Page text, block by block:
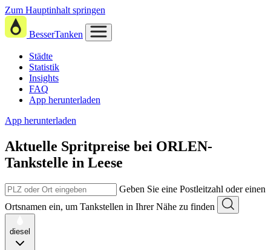
Zum Hauptinhalt springen
BesserTanken
Städte
Statistik
Insights
FAQ
App herunterladen
App herunterladen
Aktuelle Spritpreise bei ORLEN-
Tankstelle in Leese
Geben Sie eine Postleitzahl oder einen
Ortsnamen ein, um Tankstellen in Ihrer Nähe zu finden
diesel